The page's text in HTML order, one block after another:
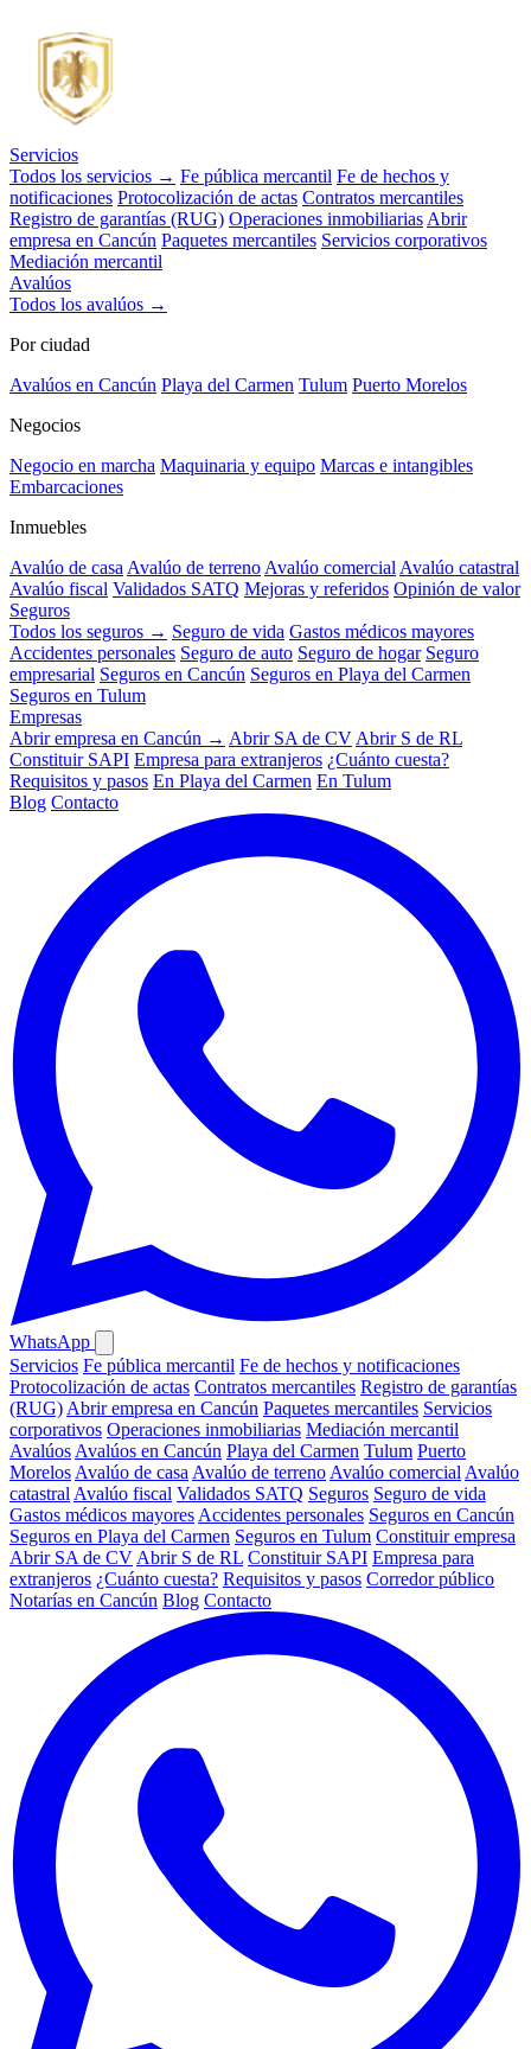
Servicios
Todos los servicios → Fe pública mercantil Fe de hechos y
notificaciones Protocolización de actas Contratos mercantiles
Registro de garantías (RUG) Operaciones inmobiliarias Abrir
empresa en Cancún Paquetes mercantiles Servicios corporativos
Mediación mercantil
Avalúos
Todos los avalúos →
Por ciudad
Avalúos en Cancún Playa del Carmen Tulum Puerto Morelos
Negocios
Negocio en marcha Maquinaria y equipo Marcas e intangibles
Embarcaciones
Inmuebles
Avalúo de casa Avalúo de terreno Avalúo comercial Avalúo catastral
Avalúo fiscal Validados SATQ Mejoras y referidos Opinión de valor
Seguros
Todos los seguros → Seguro de vida Gastos médicos mayores
Accidentes personales Seguro de auto Seguro de hogar Seguro
empresarial Seguros en Cancún Seguros en Playa del Carmen
Seguros en Tulum
Empresas
Abrir empresa en Cancún → Abrir SA de CV Abrir S de RL
Constituir SAPI Empresa para extranjeros ¿Cuánto cuesta?
Requisitos y pasos En Playa del Carmen En Tulum
Blog Contacto
WhatsApp
Servicios Fe pública mercantil Fe de hechos y notificaciones
Protocolización de actas Contratos mercantiles Registro de garantías
(RUG) Abrir empresa en Cancún Paquetes mercantiles Servicios
corporativos Operaciones inmobiliarias Mediación mercantil
Avalúos Avalúos en Cancún Playa del Carmen Tulum Puerto
Morelos Avalúo de casa Avalúo de terreno Avalúo comercial Avalúo
catastral Avalúo fiscal Validados SATQ Seguros Seguro de vida
Gastos médicos mayores Accidentes personales Seguros en Cancún
Seguros en Playa del Carmen Seguros en Tulum Constituir empresa
Abrir SA de CV Abrir S de RL Constituir SAPI Empresa para
extranjeros ¿Cuánto cuesta? Requisitos y pasos Corredor público
Notarías en Cancún Blog Contacto